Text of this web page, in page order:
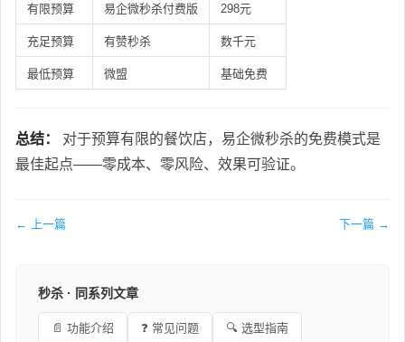
有限预算 易企微秒杀付费版 298元
充足预算 有赞秒杀 数千元
最低预算 微盟 基础免费
总结：
对于预算有限的餐饮店，易企微秒杀的免费模式是
最佳起点——零成本、零风险、效果可验证。
← 上一篇 下一篇 →
秒杀 · 同系列文章
📄 功能介绍 ❓ 常见问题 🔍 选型指南